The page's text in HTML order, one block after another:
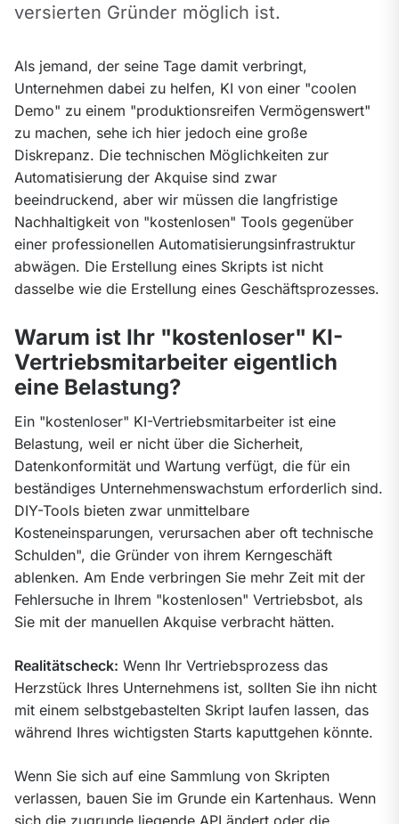
versierten Gründer möglich ist.
Als jemand, der seine Tage damit verbringt,
Unternehmen dabei zu helfen, KI von einer "coolen
Demo" zu einem "produktionsreifen Vermögenswert"
zu machen, sehe ich hier jedoch eine große
Diskrepanz. Die technischen Möglichkeiten zur
Automatisierung der Akquise sind zwar
beeindruckend, aber wir müssen die langfristige
Nachhaltigkeit von "kostenlosen" Tools gegenüber
einer professionellen Automatisierungsinfrastruktur
abwägen. Die Erstellung eines Skripts ist nicht
dasselbe wie die Erstellung eines Geschäftsprozesses.
Warum ist Ihr "kostenloser" KI-
Vertriebsmitarbeiter eigentlich
eine Belastung?
Ein "kostenloser" KI-Vertriebsmitarbeiter ist eine
Belastung, weil er nicht über die Sicherheit,
Datenkonformität und Wartung verfügt, die für ein
beständiges Unternehmenswachstum erforderlich sind.
DIY-Tools bieten zwar unmittelbare
Kosteneinsparungen, verursachen aber oft technische
Schulden", die Gründer von ihrem Kerngeschäft
ablenken. Am Ende verbringen Sie mehr Zeit mit der
Fehlersuche in Ihrem "kostenlosen" Vertriebsbot, als
Sie mit der manuellen Akquise verbracht hätten.
Realitätscheck: Wenn Ihr Vertriebsprozess das
Herzstück Ihres Unternehmens ist, sollten Sie ihn nicht
mit einem selbstgebastelten Skript laufen lassen, das
während Ihres wichtigsten Starts kaputtgehen könnte.
Wenn Sie sich auf eine Sammlung von Skripten
verlassen, bauen Sie im Grunde ein Kartenhaus. Wenn
sich die zugrunde liegende API ändert oder die